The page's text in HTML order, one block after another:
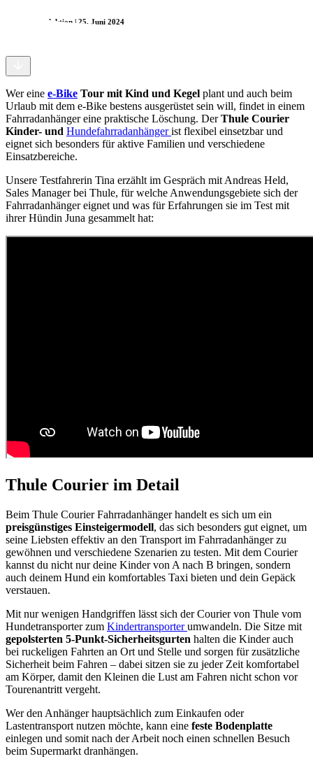
e-motion Redaktion | 25. Juni 2024
Wer eine e-Bike Tour mit Kind und Kegel plant und auch beim
Urlaub mit dem e-Bike bestens ausgerüstet sein will, findet in einem
Fahrradanhänger eine praktische Löschung. DerThule Courier
Kinder- und Hundefahrradanhängerist flexibel einsetzbar und
eignet sich besonders für aktive Familien und verschiedene
Einsatzbereiche.
Unsere Testfahrerin Tina erzählt im Gespräch mit Andreas Held,
Sales Manager bei Thule, für welche Anwendungsgebiete sich der
Fahrradanhänger eignet und was für Erfahrungen sie im Test mit
ihrer Hündin Juna gesammelt hat:
Thule Courier im Detail
Beim Thule Courier Fahrradanhänger handelt es sich um ein
preisgünstiges Einsteigermodell, das sich besonders gut eignet, um
seine Liebsten effektiv an den Transport im Fahrradanhänger zu
gewöhnen und verschiedene Szenarien zu testen. Mit dem Courier
kannst du nicht nur deine Kinder von A nach B bringen, sondern
auch deinem Hund ein komfortables Taxi bieten und dein Gepäck
verstauen.
Mit nur wenigen Handgriffen lässt sich der Courier von Thule vom
Hundetransporter zum Kindertransporterumwandeln. Die Sitze mit
gepolsterten 5-Punkt-Sicherheitsgurten halten die Kinder auch
bei ruckeligen Fahrten an Ort und Stelle und sorgen für zusätzliche
Sicherheit beim Fahren – dabei sitzen sie zu jeder Zeit komfortabel
am Körper, damit den Kleinen die Lust am Fahren nicht schon vor
Tourenantritt vergeht.
Wer den Anhänger hauptsächlich zum Einkaufen oder
Lastentransport nutzen möchte, kann eine feste Bodenplatte
einlegen und somit nach der Arbeit noch einen schnellen Besuch
beim Supermarkt dranhängen.